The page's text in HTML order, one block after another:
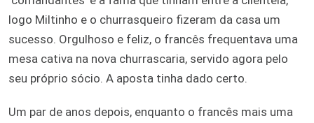
logo Miltinho e o churrasqueiro fizeram da casa um
sucesso. Orgulhoso e feliz, o francês frequentava uma
mesa cativa na nova churrascaria, servido agora pelo
seu próprio sócio. A aposta tinha dado certo.
Um par de anos depois, enquanto o francês mais uma